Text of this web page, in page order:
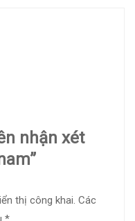
nhận xét
thị công khai. Các